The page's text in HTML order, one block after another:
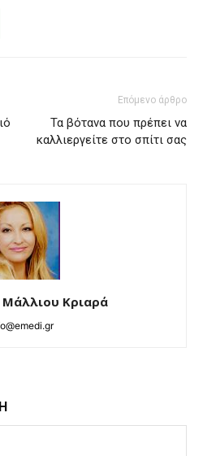
Επόμενο άρθρο
Τα βότανα που πρέπει να
καλλιεργείτε στο σπίτι σας
Κριαρά